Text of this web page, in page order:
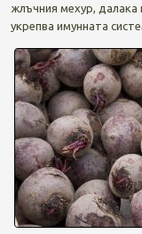
жлъчния мехур,
укрепва имунната